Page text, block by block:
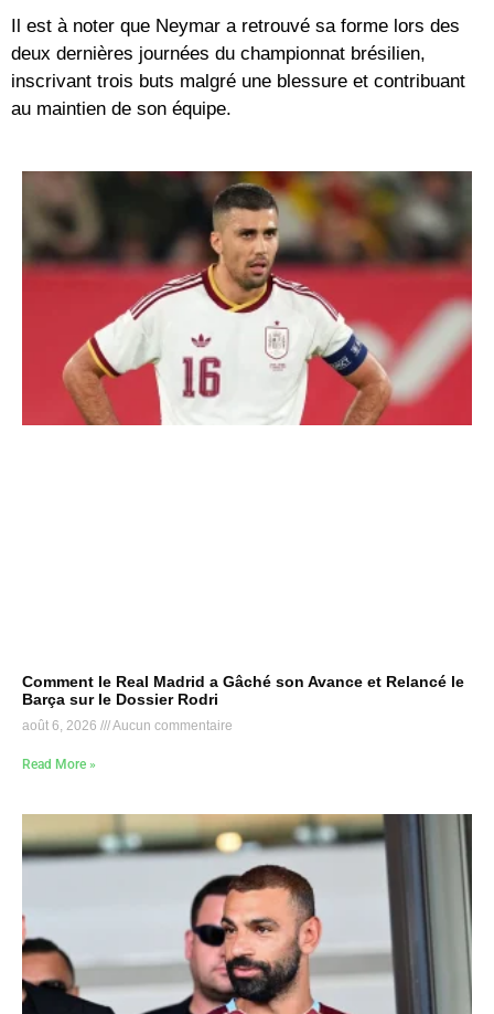
Il est à noter que Neymar a retrouvé sa forme lors des
deux dernières journées du championnat brésilien,
inscrivant trois buts malgré une blessure et contribuant
au maintien de son équipe.
Comment le Real Madrid a Gâché son Avance et Relancé le
Barça sur le Dossier Rodri
août 6, 2026 Aucun commentaire
Read More »